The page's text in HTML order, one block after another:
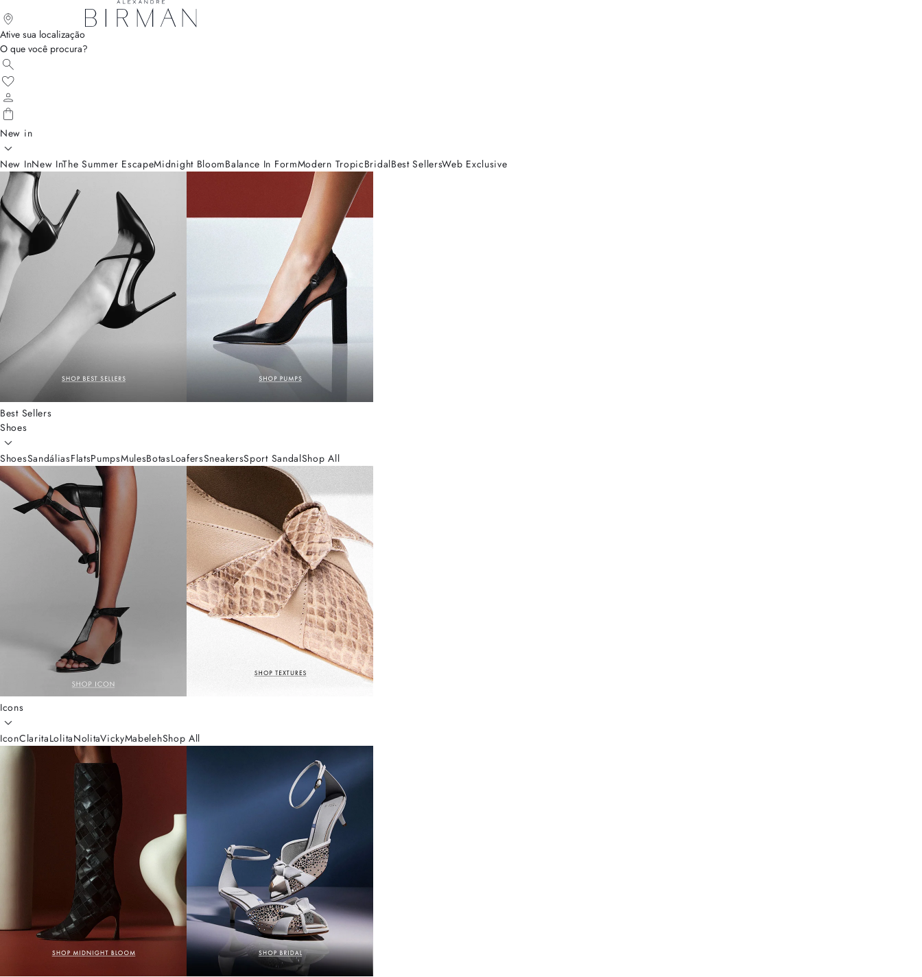
Ative sua localização
O que você procura?
New in
New InNew InThe Summer EscapeMidnight BloomBalance In FormModern TropicBridalBest SellersWeb Exclusive
Best Sellers
Shoes
ShoesSandáliasFlatsPumpsMulesBotasLoafersSneakersSport SandalShop All
Icons
IconClaritaLolitaNolitaVickyMabelehShop All